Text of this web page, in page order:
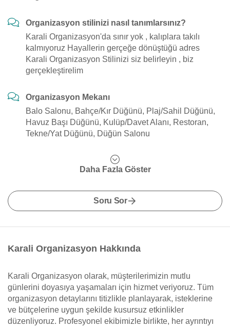
Organizasyon stilinizi nasıl tanımlarsınız?
Karali Organizasyon'da sınır yok , kalıplara takılı
kalmıyoruz Hayallerin gerçeğe dönüştüğü adres
Karali Organizasyon Stilinizi siz belirleyin , biz
gerçekleştirelim
Organizasyon Mekanı
Balo Salonu, Bahçe/Kır Düğünü, Plaj/Sahil Düğünü,
Havuz Başı Düğünü, Kulüp/Davet Alanı, Restoran,
Tekne/Yat Düğünü, Düğün Salonu
Daha Fazla Göster
Soru Sor
Karali Organizasyon Hakkında
Karali Organizasyon olarak, müşterilerimizin mutlu
günlerini doyasıya yaşamaları için hizmet veriyoruz. Tüm
organizasyon detaylarını titizlikle planlayarak, isteklerine
ve bütçelerine uygun şekilde kusursuz etkinlikler
düzenliyoruz. Profesyonel ekibimizle birlikte, her ayrıntıyı